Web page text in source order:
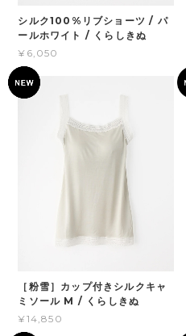
シルク100%リブショーツ / パ
ールホワイト / くらしきぬ
¥6,050
［粉雪］カップ付きシルクキャ
ミソール M / くらしきぬ
¥14,850